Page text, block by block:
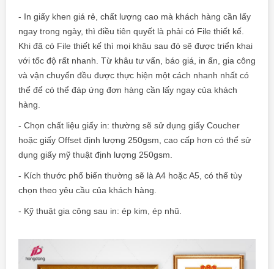
- In giấy khen giá rẻ, chất lượng cao mà khách hàng cần lấy
ngay trong ngày, thì điều tiên quyết là phải có File thiết kế.
Khi đã có File thiết kế thì mọi khâu sau đó sẽ được triển khai
với tốc độ rất nhanh. Từ khâu tư vấn, báo giá, in ấn, gia công
và vận chuyển đều được thực hiện một cách nhanh nhất có
thể để có thể đáp ứng đơn hàng cần lấy ngay của khách
hàng.
- Chọn chất liệu giấy in: thường sẽ sử dụng giấy Coucher
hoặc giấy Offset định lượng 250gsm, cao cấp hơn có thể sử
dụng giấy mỹ thuật định lượng 250gsm.
- Kích thước phổ biến thường sẽ là A4 hoặc A5, có thể tùy
chọn theo yêu cầu của khách hàng.
- Kỹ thuật gia công sau in: ép kim, ép nhũ.